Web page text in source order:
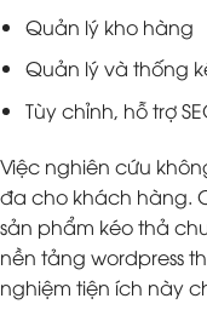
Quản lý kho hàng
Quản lý và thống
Tùy chỉnh, hỗ trợ
Việc nghiên cứu
đa cho khách hàng.
sản phẩm kéo thả
nền tảng wordpress
nghiệm tiện ích này